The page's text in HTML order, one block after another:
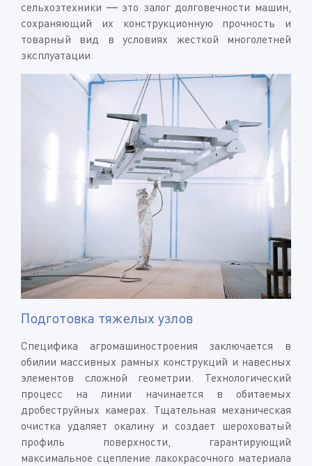
сельхозтехники — это залог долговечности машин,
сохраняющий их конструкционную прочность и
товарный вид в условиях жесткой многолетней
эксплуатации.
Подготовка тяжелых узлов
Специфика агромашиностроения заключается в
обилии массивных рамных конструкций и навесных
элементов сложной геометрии. Технологический
процесс на линии начинается в обитаемых
дробеструйных камерах. Тщательная механическая
очистка удаляет окалину и создает шероховатый
профиль поверхности, гарантирующий
максимальное сцепление лакокрасочного материала